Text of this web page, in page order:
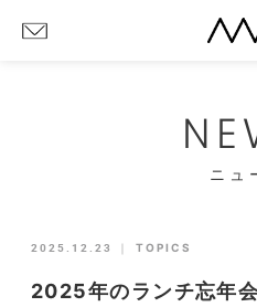
ニュ
2025.12.23 ｜ TOPICS
2025年のランチ忘年